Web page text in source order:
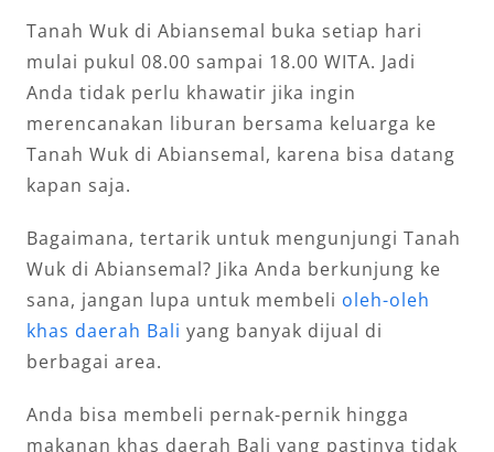
Tanah Wuk di Abiansemal buka setiap hari
mulai pukul 08.00 sampai 18.00 WITA. Jadi
Anda tidak perlu khawatir jika ingin
merencanakan liburan bersama keluarga ke
Tanah Wuk di Abiansemal, karena bisa datang
kapan saja.
Bagaimana, tertarik untuk mengunjungi Tanah
Wuk di Abiansemal? Jika Anda berkunjung ke
sana, jangan lupa untuk membeli oleh-oleh
khas daerah Bali yang banyak dijual di
berbagai area.
Anda bisa membeli pernak-pernik hingga
makanan khas daerah Bali yang pastinya tidak